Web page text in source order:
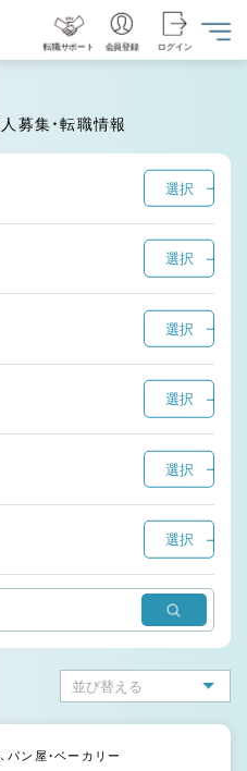
転職サポート 会員登録 ログイン
募集・転職情報
選択
選択
選択
選択
選択
選択
パン屋・ベーカリー